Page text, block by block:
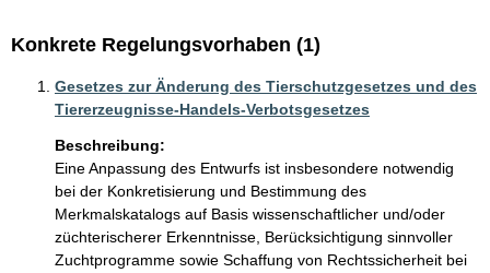
Konkrete Regelungsvorhaben (1)
Gesetzes zur Änderung des Tierschutzgesetzes und des
Tiererzeugnisse-Handels-Verbotsgesetzes
Beschreibung:
Eine Anpassung des Entwurfs ist insbesondere notwendig
bei der Konkretisierung und Bestimmung des
Merkmalskatalogs auf Basis wissenschaftlicher und/oder
züchterischerer Erkenntnisse, Berücksichtigung sinnvoller
Zuchtprogramme sowie Schaffung von Rechtssicherheit bei